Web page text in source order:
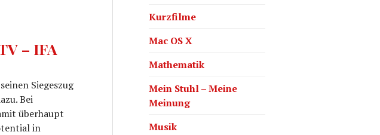
– IFA
Siegeszug
Bei
überhaupt
in
Kurzfilme
Mac OS X
Mathematik
Mein Stuhl – Meine
Meinung
Musik